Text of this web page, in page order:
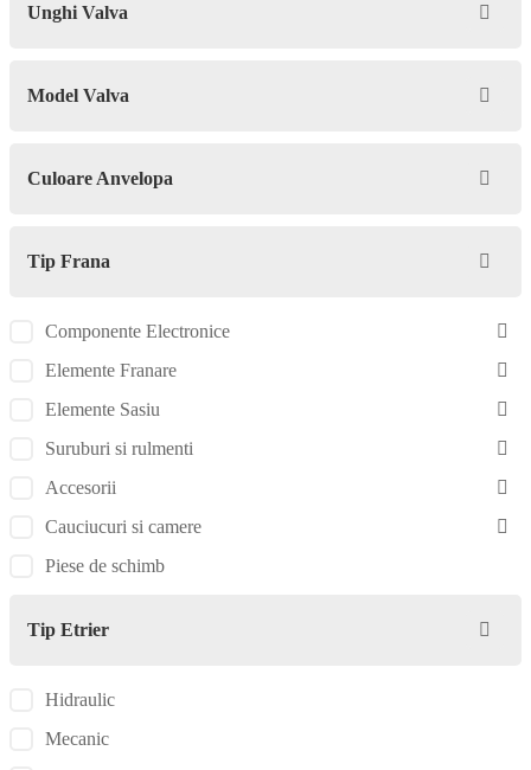
Unghi Valva
Model Valva
Culoare Anvelopa
Tip Frana
Componente Electronice
Elemente Franare
Elemente Sasiu
Suruburi si rulmenti
Accesorii
Cauciucuri si camere
Piese de schimb
Tip Etrier
Hidraulic
Mecanic